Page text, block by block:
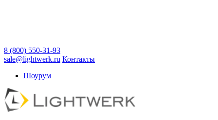
8 (800) 550-31-93
sale@lightwerk.ru Контакты
Шоурум